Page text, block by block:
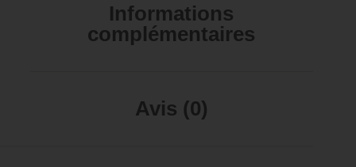
Informations
complémentaires
Avis (0)